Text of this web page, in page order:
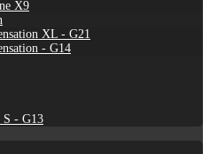
X9
XL - G21
- G14
- G13